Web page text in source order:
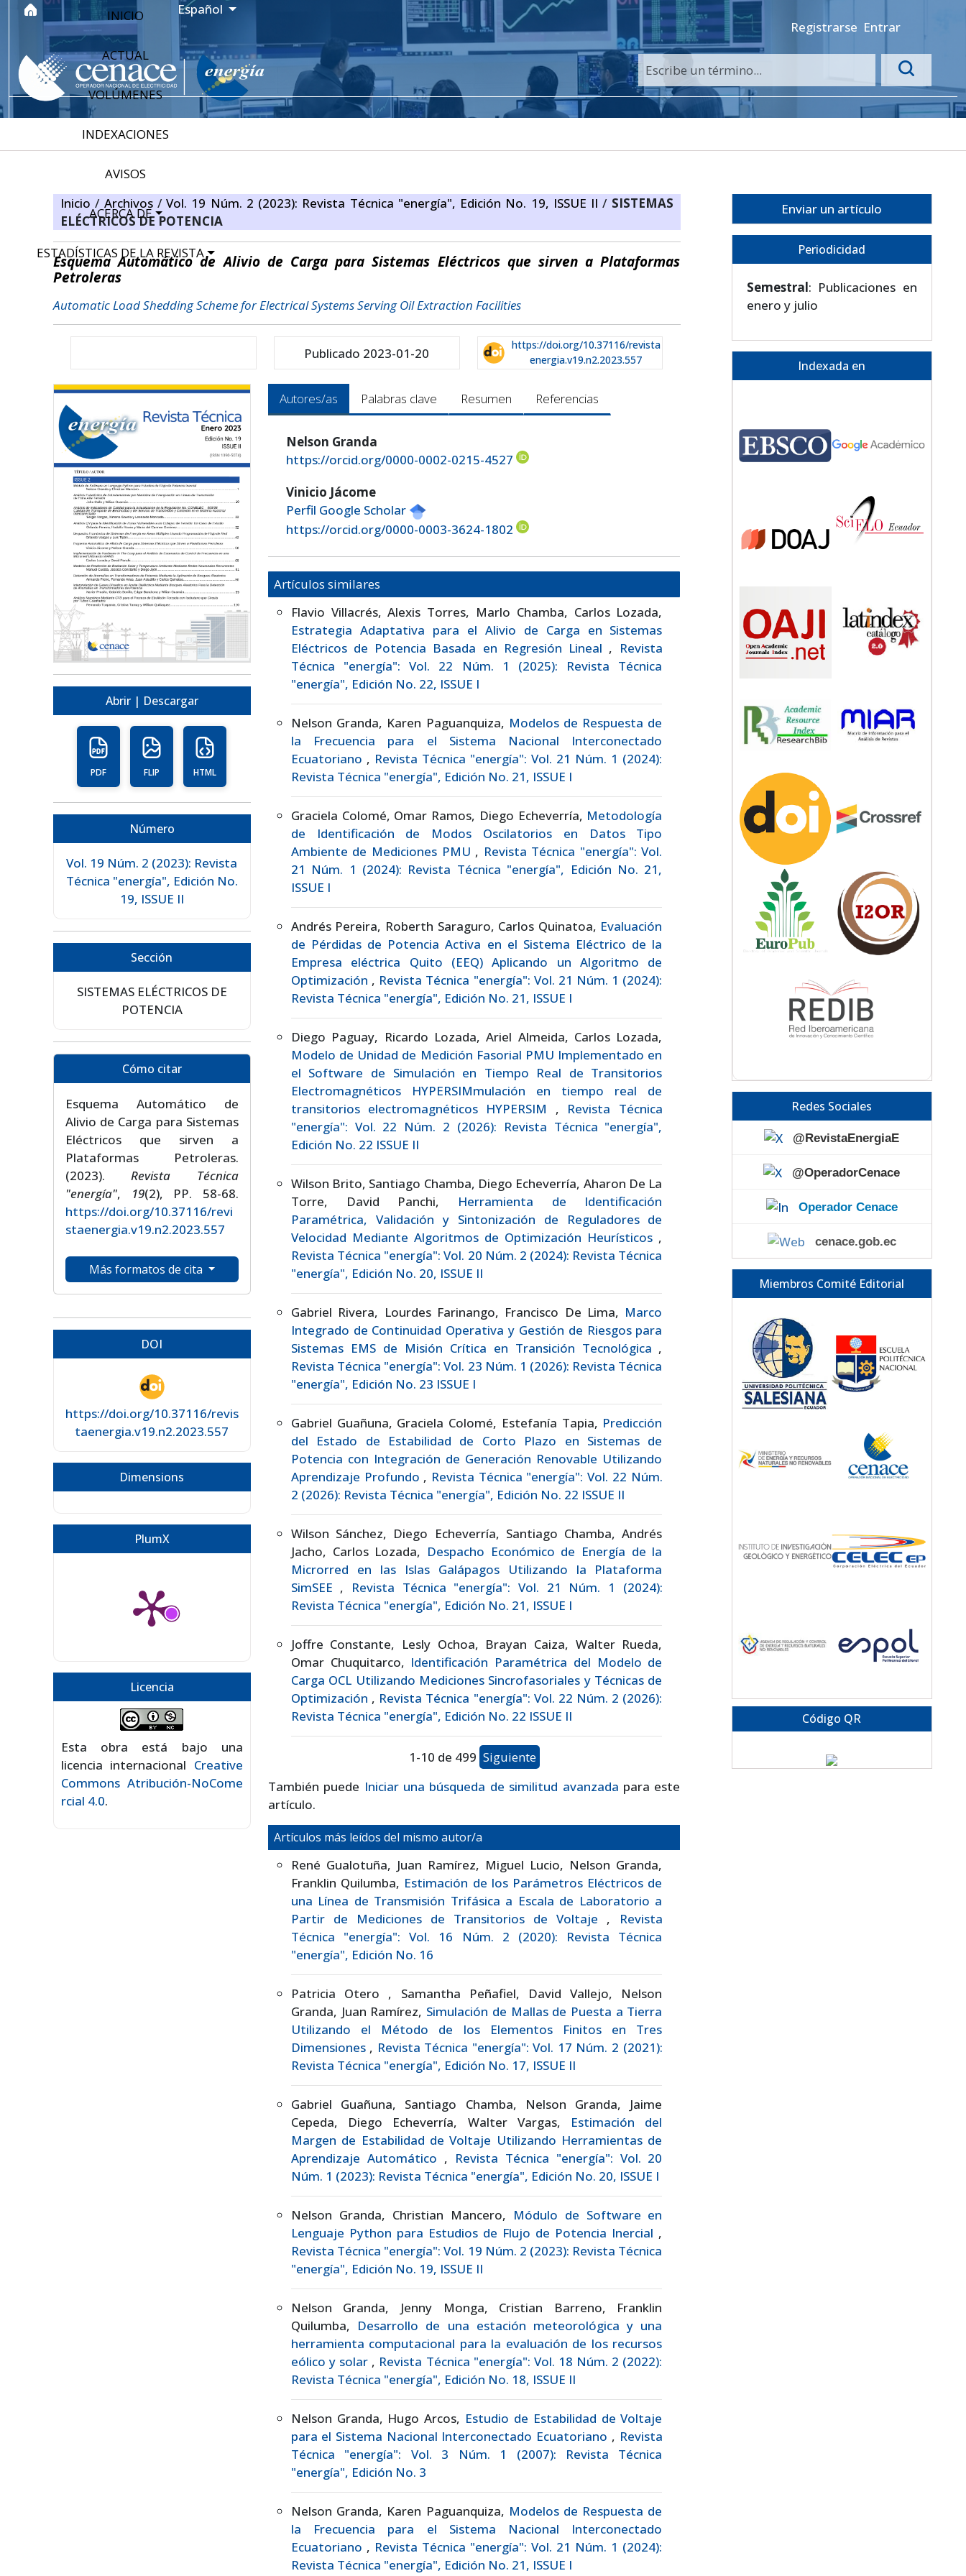
Ir al menú de navegación principal
Ir al contenido principal
Ir al pie de página del sitio Idioma
Español
Registrarse Entrar
INICIO
ACTUAL
VOLÚMENES
INDEXACIONES
AVISOS
ACERCA DE
ESTADÍSTICAS DE LA REVISTA
Inicio/ Archivos / Vol. 19 Núm. 2 (2023): Revista Técnica "energía", Edición No. 19, ISSUE II/ SISTEMAS
ELÉCTRICOS DE POTENCIA
Esquema Automático de Alivio de Carga para Sistemas Eléctricos que sirven a Plataformas
Petroleras
Automatic Load Shedding Scheme for Electrical Systems Serving Oil Extraction Facilities
Publicado 2023-01-20
https://doi.org/10.37116/revista
energia.v19.n2.2023.557
Abrir | Descargar
PDF FLIP HTML
Número
Vol. 19 Núm. 2 (2023): Revista
Técnica "energía", Edición No.
19, ISSUE II
Sección
SISTEMAS ELÉCTRICOS DE
POTENCIA
Cómo citar
Esquema Automático de
Alivio de Carga para Sistemas
Eléctricos que sirven a
Plataformas Petroleras.
(2023).Revista Técnica
"energía", 19(2), PP. 58-68.
https://doi.org/10.37116/revi
staenergia.v19.n2.2023.557
Más formatos de cita
DOI
https://doi.org/10.37116/revis
taenergia.v19.n2.2023.557
Dimensions
PlumX
Licencia
Esta obra está bajo una
licencia internacional Creative
Commons Atribución-NoCome
rcial 4.0.
Autores/as Palabras clave Resumen Referencias
Nelson Granda
https://orcid.org/0000-0002-0215-4527
Vinicio Jácome
Perfil Google Scholar
https://orcid.org/0000-0003-3624-1802
Artículos similares
Flavio Villacrés, Alexis Torres, Marlo Chamba, Carlos Lozada,
Estrategia Adaptativa para el Alivio de Carga en Sistemas
Eléctricos de Potencia Basada en Regresión Lineal , Revista
Técnica "energía": Vol. 22 Núm. 1 (2025): Revista Técnica
"energía", Edición No. 22, ISSUE I
Nelson Granda, Karen Paguanquiza, Modelos de Respuesta de
la Frecuencia para el Sistema Nacional Interconectado
Ecuatoriano , Revista Técnica "energía": Vol. 21 Núm. 1 (2024):
Revista Técnica "energía", Edición No. 21, ISSUE I
Graciela Colomé, Omar Ramos, Diego Echeverría, Metodología
de Identificación de Modos Oscilatorios en Datos Tipo
Ambiente de Mediciones PMU , Revista Técnica "energía": Vol.
21 Núm. 1 (2024): Revista Técnica "energía", Edición No. 21,
ISSUE I
Andrés Pereira, Roberth Saraguro, Carlos Quinatoa, Evaluación
de Pérdidas de Potencia Activa en el Sistema Eléctrico de la
Empresa eléctrica Quito (EEQ) Aplicando un Algoritmo de
Optimización , Revista Técnica "energía": Vol. 21 Núm. 1 (2024):
Revista Técnica "energía", Edición No. 21, ISSUE I
Diego Paguay, Ricardo Lozada, Ariel Almeida, Carlos Lozada,
Modelo de Unidad de Medición Fasorial PMU Implementado en
el Software de Simulación en Tiempo Real de Transitorios
Electromagnéticos HYPERSIMmulación en tiempo real de
transitorios electromagnéticos HYPERSIM , Revista Técnica
"energía": Vol. 22 Núm. 2 (2026): Revista Técnica "energía",
Edición No. 22 ISSUE II
Wilson Brito, Santiago Chamba, Diego Echeverría, Aharon De La
Torre, David Panchi, Herramienta de Identificación
Paramétrica, Validación y Sintonización de Reguladores de
Velocidad Mediante Algoritmos de Optimización Heurísticos ,
Revista Técnica "energía": Vol. 20 Núm. 2 (2024): Revista Técnica
"energía", Edición No. 20, ISSUE II
Gabriel Rivera, Lourdes Farinango, Francisco De Lima, Marco
Integrado de Continuidad Operativa y Gestión de Riesgos para
Sistemas EMS de Misión Crítica en Transición Tecnológica ,
Revista Técnica "energía": Vol. 23 Núm. 1 (2026): Revista Técnica
"energía", Edición No. 23 ISSUE I
Gabriel Guañuna, Graciela Colomé, Estefanía Tapia, Predicción
del Estado de Estabilidad de Corto Plazo en Sistemas de
Potencia con Integración de Generación Renovable Utilizando
Aprendizaje Profundo , Revista Técnica "energía": Vol. 22 Núm.
2 (2026): Revista Técnica "energía", Edición No. 22 ISSUE II
Wilson Sánchez, Diego Echeverría, Santiago Chamba, Andrés
Jacho, Carlos Lozada, Despacho Económico de Energía de la
Microrred en las Islas Galápagos Utilizando la Plataforma
SimSEE , Revista Técnica "energía": Vol. 21 Núm. 1 (2024):
Revista Técnica "energía", Edición No. 21, ISSUE I
Joffre Constante, Lesly Ochoa, Brayan Caiza, Walter Rueda,
Omar Chuquitarco, Identificación Paramétrica del Modelo de
Carga OCL Utilizando Mediciones Sincrofasoriales y Técnicas de
Optimización , Revista Técnica "energía": Vol. 22 Núm. 2 (2026):
Revista Técnica "energía", Edición No. 22 ISSUE II
1-10 de 499 Siguiente
También puede Iniciar una búsqueda de similitud avanzada para este
artículo.
Artículos más leídos del mismo autor/a
René Gualotuña, Juan Ramírez, Miguel Lucio, Nelson Granda,
Franklin Quilumba, Estimación de los Parámetros Eléctricos de
una Línea de Transmisión Trifásica a Escala de Laboratorio a
Partir de Mediciones de Transitorios de Voltaje ,
Revista
Técnica "energía": Vol. 16 Núm. 2 (2020): Revista Técnica
"energía", Edición No. 16
Patricia Otero , Samantha Peñafiel, David Vallejo, Nelson
Granda, Juan Ramírez, Simulación de Mallas de Puesta a Tierra
Utilizando el Método de los Elementos Finitos en Tres
Dimensiones , Revista Técnica "energía": Vol. 17 Núm. 2 (2021):
Revista Técnica "energía", Edición No. 17, ISSUE II
Gabriel Guañuna, Santiago Chamba, Nelson Granda, Jaime
Cepeda, Diego Echeverría, Walter Vargas, Estimación del
Margen de Estabilidad de Voltaje Utilizando Herramientas de
Aprendizaje Automático , Revista Técnica "energía": Vol. 20
Núm. 1 (2023): Revista Técnica "energía", Edición No. 20, ISSUE I
Nelson Granda, Christian Mancero, Módulo de Software en
Lenguaje Python para Estudios de Flujo de Potencia Inercial ,
Revista Técnica "energía": Vol. 19 Núm. 2 (2023): Revista Técnica
"energía", Edición No. 19, ISSUE II
Nelson Granda, Jenny Monga, Cristian Barreno, Franklin
Quilumba, Desarrollo de una estación meteorológica y una
herramienta computacional para la evaluación de los recursos
eólico y solar , Revista Técnica "energía": Vol. 18 Núm. 2 (2022):
Revista Técnica "energía", Edición No. 18, ISSUE II
Nelson Granda, Hugo Arcos, Estudio de Estabilidad de Voltaje
para el Sistema Nacional Interconectado Ecuatoriano , Revista
Técnica "energía": Vol. 3 Núm. 1 (2007): Revista Técnica
"energía", Edición No. 3
Nelson Granda, Karen Paguanquiza, Modelos de Respuesta de
la Frecuencia para el Sistema Nacional Interconectado
Ecuatoriano , Revista Técnica "energía": Vol. 21 Núm. 1 (2024):
Revista Técnica "energía", Edición No. 21, ISSUE I
Enviar un artículo
Periodicidad
Semestral: Publicaciones en
enero y julio
Indexada en
Redes Sociales
@RevistaEnergiaE
@OperadorCenace
Operador Cenace
cenace.gob.ec
Miembros Comité Editorial
Código QR